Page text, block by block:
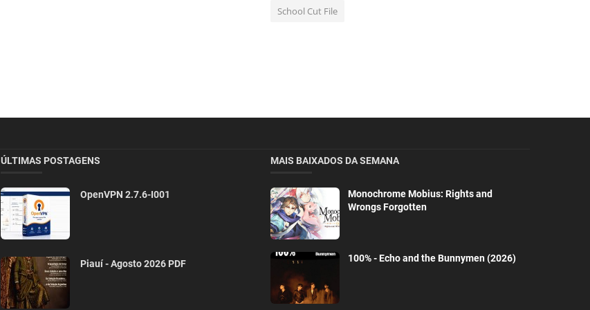
School Cut File
ÚLTIMAS POSTAGENS
OpenVPN 2.7.6-I001
Piauí - Agosto 2026 PDF
MAIS BAIXADOS DA SEMANA
Monochrome Mobius: Rights and
Wrongs Forgotten
100% - Echo and the Bunnymen (2026)